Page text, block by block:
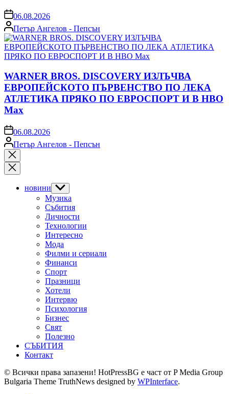
on06.08.2026
Posted
by
Петър Ангелов - Пепсън
WARNER BROS. DISCOVERY ИЗЛЪЧВА
ЕВРОПЕЙСКОТО ПЪРВЕНСТВО ПО ЛЕКА
АТЛЕТИКА ПРЯКО ПО ЕВРОСПОРТ И В НВО
Мах
on06.08.2026
Posted
by
Петър Ангелов - Пепсън
Close
search
новини Show
sub
menu
Музика
Събития
Личности
Технологии
Интересно
Мода
Филми и сериали
Финанси
Спорт
Празници
Хотели
Интервю
Психология
Бизнес
Свят
Полезно
СЪБИТИЯ
Контакт
© Всички права запазени! HotPressBG е част от P Media Group
Bulgaria Theme TruthNews designed by WPInterface.